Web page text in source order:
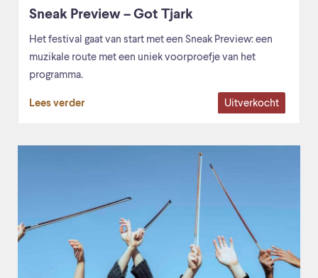
Sneak Preview – Got Tjark
Het festival gaat van start met een Sneak Preview: een
muzikale route met een uniek voorproefje van het
programma.
Lees verder Uitverkocht